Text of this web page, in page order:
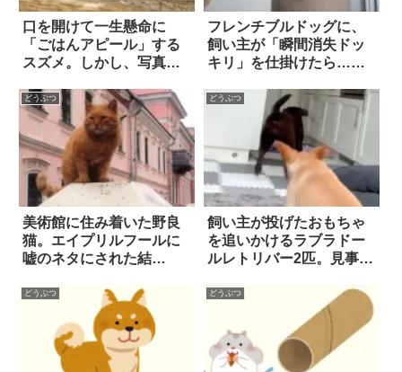
口を開けて一生懸命に
「ごはんアピール」する
スズメ。しかし、写真を
フレンチブルドッグに、
飼い主が「瞬間消失ドッ
キリ」を仕掛けたら…想
に同情しつつ笑ってしま
どうぶつ
美術館に住み着いた野良
猫。エイプリルフールに
嘘のネタにされた結
どうぶつ
飼い主が投げたおもちゃ
を追いかけるラブラドー
ルレトリバー2匹。見事ゲ
どうぶつ どうぶつ